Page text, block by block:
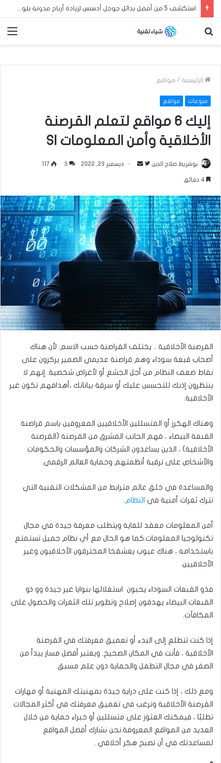
استكشف 5 من أفضل بدائل جوجل أدسنس لزيادة أرباح مدونة بلوجر العربية الخاصة بك في عام 2024
الرئيسية / مواقع
منوعات مواقع
إليك 6 مواقع لتعلم القرصنة
الأخلاقية وأمن المعلومات SI
بوشريط صلاح الدين
ت
ع
ع
ل
ى
ت
و
ل
ب
ر
ي
د
ت
ر
و
ديسمبر 23, 2022 3
117
القرصنة الأخلاقية .. يختلف القراصنة حسب الاسم. لأن هناك
أصحاب قبعة سوداء وهم قراصنة عديمي الضمير يركزون على
نقاط ضعف النظام من أجل الجشع أو لأغراض شخصية. إنهم لا
ينتظرون إذنك للتجسس عليك أو سرقة بياناتك ،أهدافهم تكون غير
الأخلاقية.
وهناك الهكرز أو المتسللين الأخلاقيين المعروفين باسم قراصنة
القبعة البيضاء ، فهم الجانب المشرق من القرصنة (القرصنة
الأخلاقية) ، الذين يساعدون الشركات والمؤسسات والحكومات
والأشخاص على ترقية أنظمتهم وحماية العالم الرقمي.
والمساعدة في خلق عالم مترابط من المشكلات التقنية التي
تترك ثغرات أمنية في النظام.
أمن المعلومات معقد للغاية ويتطلب معرفة جيدة في مجال
تكنولوجيا المعلومات.كما هو الحال مع أي نظام جميل تستمتع
باستخدامه ، هناك عيوب يعشقخا المخترقون الأخلاقيون وغير
الأخلاقيين.
فذو القبعات السوداء يحبون استغلالها بنوايا غير جيدة وو ذو
القبعات البيضاء يهدفون إصلاح وتطوير تلك الثغرات والحصول على
المكافآت.
إذا كنت تتطلع إلى البدء أو تعميق معرفتك في القرصنة
الأخلاقية ، فأنت في المكان الصحيح. ويعتبر أفضل مسار يبدأ من
الصفر في مجال التطفل والحماية دون علم مسبق.
ومع ذلك ، إذا كنت على دراية جيدة بمهنيتك المهنية أو مهارات
القرصنة الأخلاقية وترغب في تعميق معرفتك في أكثر المجالات
تطلبًا ، فيمكنك العثور على متسللين أو خبراء حماية من خلال
العديد من المواقع المعروفة.نحن نشارك أفضل المواقع
لمساعدتك في أن تصبح هكر أخلاقي .